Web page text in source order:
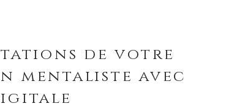
de votre
mentaliste avec